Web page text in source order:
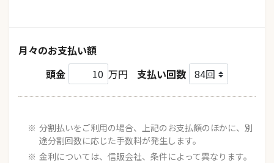
月々のお支払い額
頭金
万円 支払い回数
分割払いをご利用の場合、上記のお支払額のほかに、別
途分割回数に応じた手数料が発生します。
金利については、信販会社、条件によって異なります。